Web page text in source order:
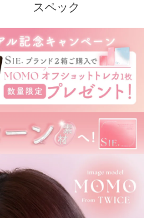
らない水光カラコン(※)」の他、垢
のブラウンレンズまで豊富なライ
ある目元を叶えるSIE.（シー）
こと間違いなしのコンタクトレン
レンズの回転を抑え定位置で安定
スペック